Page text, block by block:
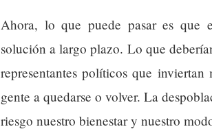
Ahora, lo que puede pasar es que
solución a largo plazo. Lo que
representantes políticos que
gente a quedarse o volver. La
riesgo nuestro bienestar y nuestro